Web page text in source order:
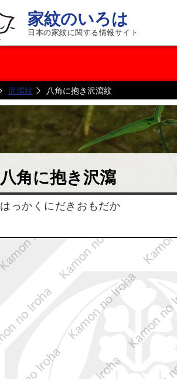
家紋のいろは
日本の家紋に関する情報サイト
沢瀉紋 八角に抱き沢瀉紋
八角に抱き沢瀉
はっかくにだきおもだか